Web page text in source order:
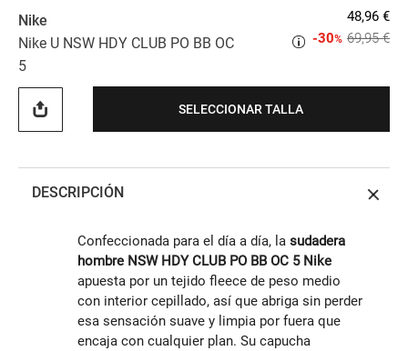
Nike
Nike U NSW HDY CLUB PO BB OC
5
48,96 €
69,95 €
-30%
SELECCIONAR TALLA
DESCRIPCIÓN
Confeccionada para el día a día, la sudadera
hombre NSW HDY CLUB PO BB OC 5 Nike
apuesta por un tejido fleece de peso medio
con interior cepillado, así que abriga sin perder
esa sensación suave y limpia por fuera que
encaja con cualquier plan. Su capucha